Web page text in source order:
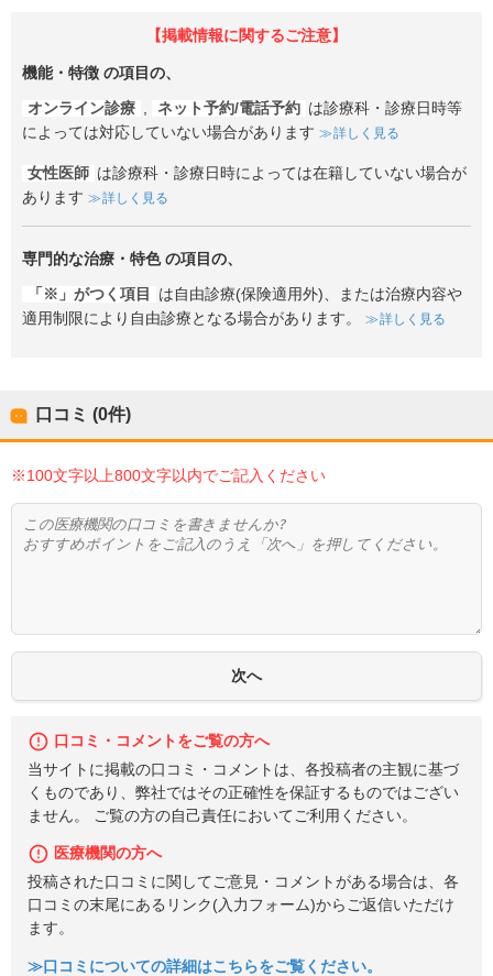
【掲載情報に関するご注意】
機能・特徴 の項目の、
オンライン診療 ネット予約/電話予約 は診療科・診療日時等
によっては対応していない場合があります
詳しく見る
女性医師 は診療科・診療日時によっては在籍していない場合が
あります
詳しく見る
専門的な治療・特色の項目の、
「※」がつく項目
は自由診療(保険適用外)、または治療内容や
適用制限により自由診療となる場合があります。
詳しく見る
口コミ (0件)
※100文字以上800文字以内でご記入ください
口コミ・コメントをご覧の方へ
当サイトに掲載の口コミ・コメントは、各投稿者の主観に基づ
くものであり、弊社ではその正確性を保証するものではござい
ません。 ご覧の方の自己責任においてご利用ください。
医療機関の方へ
投稿された口コミに関してご意見・コメントがある場合は、各
口コミの末尾にあるリンク(入力フォーム)からご返信いただけ
ます。
≫口コミについての詳細はこちらをご覧ください。